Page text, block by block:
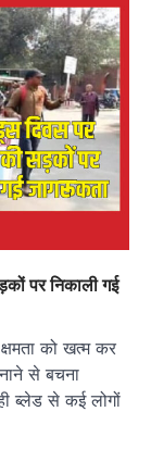
पर निकाली गई
को खत्म कर
से बचना
ब्लेड से कई लोगों